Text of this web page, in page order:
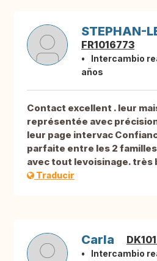
STEPHAN-
FR1016773
Intercambio
años
Contact excellent . leur
représentée avec
leur page intervac
parfaite entre les 2
avec tout levoisinage. très
Traducir
Carla
Intercambio